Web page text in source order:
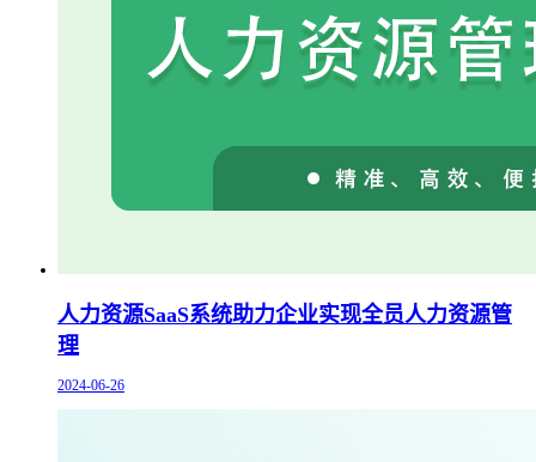
人力资源SaaS系统助力企业实现全员人力资源管
理
2024-06-26